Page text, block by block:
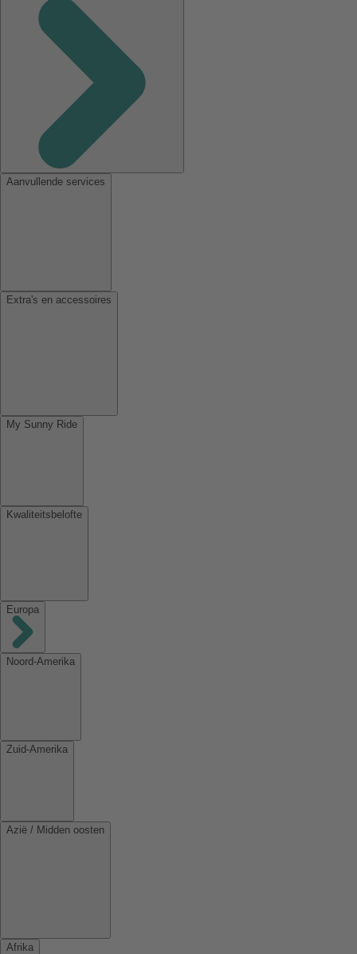
Aanvullende services
Extra's en accessoires
My Sunny Ride
Kwaliteitsbelofte
Europa
Noord-Amerika
Zuid-Amerika
Azië / Midden oosten
Afrika